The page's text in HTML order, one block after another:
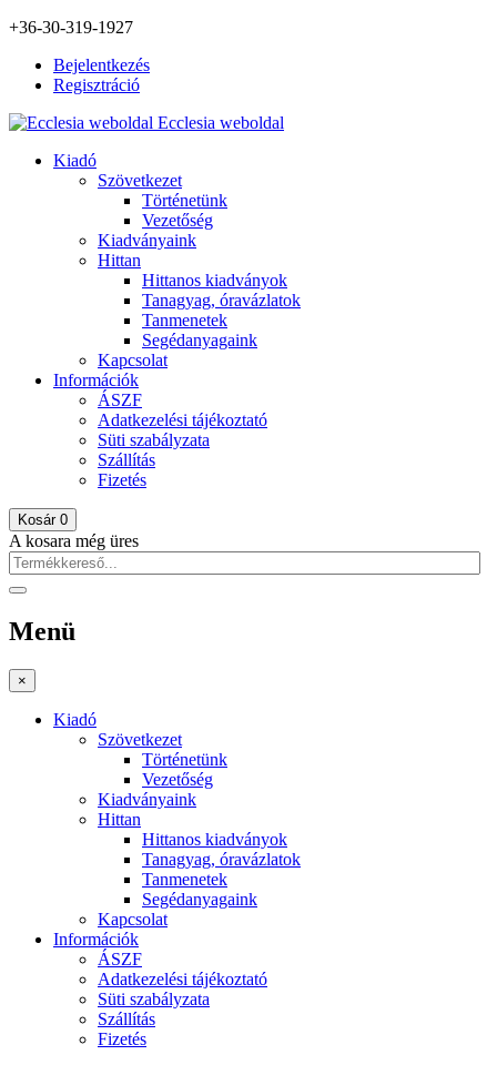
+36-30-319-1927
Bejelentkezés
Regisztráció
Ecclesia weboldal
Kiadó
Szövetkezet
Történetünk
Vezetőség
Kiadványaink
Hittan
Hittanos kiadványok
Tanagyag, óravázlatok
Tanmenetek
Segédanyagaink
Kapcsolat
Információk
ÁSZF
Adatkezelési tájékoztató
Süti szabályzata
Szállítás
Fizetés
Kosár 0
A kosara még üres
Menü
×
Kiadó
Szövetkezet
Történetünk
Vezetőség
Kiadványaink
Hittan
Hittanos kiadványok
Tanagyag, óravázlatok
Tanmenetek
Segédanyagaink
Kapcsolat
Információk
ÁSZF
Adatkezelési tájékoztató
Süti szabályzata
Szállítás
Fizetés